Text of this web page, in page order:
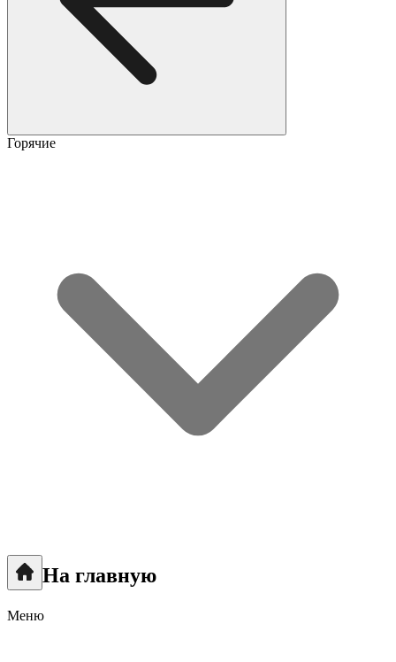
Горячие
На главную
Меню